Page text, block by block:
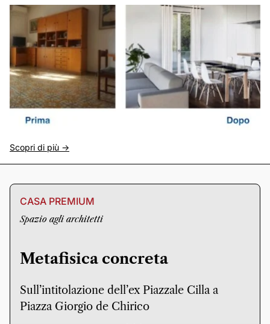
Scopri di più ->
CASA PREMIUM
Spazio agli architetti
Metafisica concreta
Sull’intitolazione dell’ex Piazzale Cilla a
Piazza Giorgio de Chirico